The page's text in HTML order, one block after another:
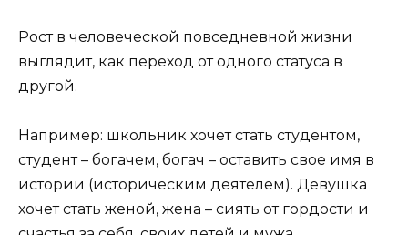
Рост в человеческой повседневной жизни
выглядит, как переход от одного статуса в
другой.
Например: школьник хочет стать студентом,
студент – богачем, богач – оставить свое имя в
истории (историческим деятелем). Девушка
хочет стать женой, жена – сиять от гордости и